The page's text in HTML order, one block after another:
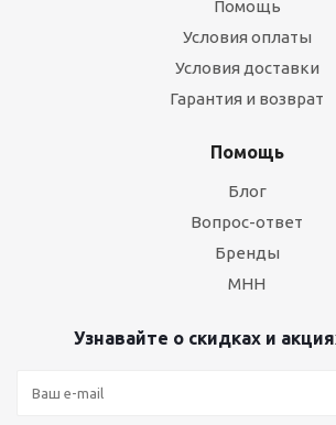
Помощь
Условия оплаты
Условия доставки
Гарантия и возврат
Помощь
Блог
Вопрос-ответ
Бренды
МНН
Узнавайте о скидках и